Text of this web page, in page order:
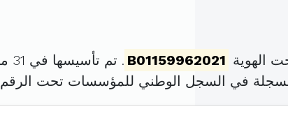
الهوية B01159962021 . تم تأسيسها في 31 ماي 2021 برأس مال قدره
في السجل الوطني للمؤسسات تحت الرقم